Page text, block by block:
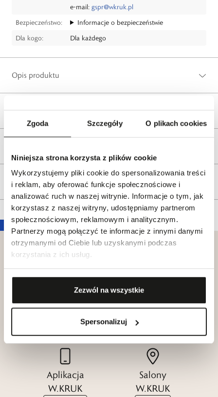
Zgoda Szczegóły O plikach cookies
Niniejsza strona korzysta z plików cookie
Wykorzystujemy pliki cookie do spersonalizowania treści
i reklam, aby oferować funkcje społecznościowe i
analizować ruch w naszej witrynie. Informacje o tym, jak
korzystasz z naszej witryny, udostępniamy partnerom
społecznościowym, reklamowym i analitycznym.
Partnerzy mogą połączyć te informacje z innymi danymi
otrzymanymi od Ciebie lub uzyskanymi podczas
korzystania z ich usług.
Zezwól na wszystkie
Spersonalizuj
e-mail: gspr@wkruk.pl
Bezpieczeństwo:
Informacje o bezpieczeństwie
Dla kogo:
Dla każdego
Opis produktu
Wysyłka
Tagi
Klub dla
W.KRUK
Katalogi
W.KRUK
Aplikacja
W.KRUK
Salony
W.KRUK